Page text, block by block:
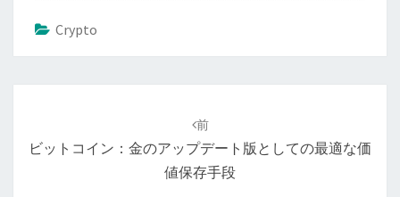
Crypto
ナ
前
ビットコイン：金のアップデート版としての最適な価
値保存手段